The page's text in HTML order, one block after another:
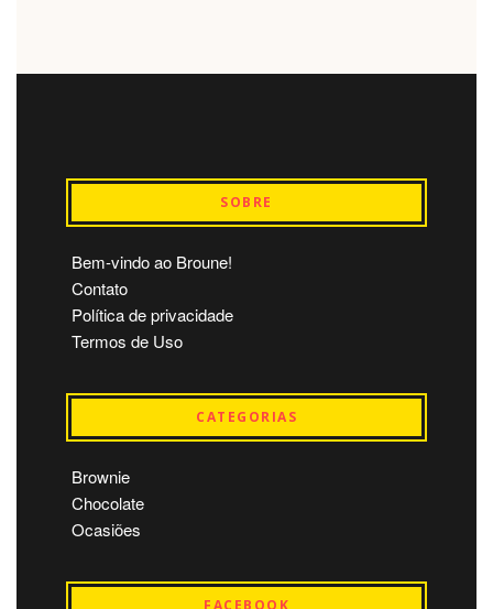
SOBRE
Bem-vindo ao Broune!
Contato
Política de privacidade
Termos de Uso
CATEGORIAS
Brownie
Chocolate
Ocasiões
FACEBOOK